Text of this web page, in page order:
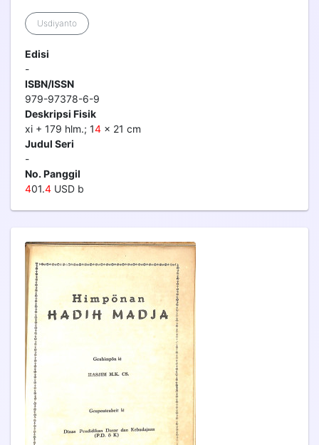
Usdiyanto
Edisi
-
ISBN/ISSN
979-97378-6-9
Deskripsi Fisik
xi + 179 hlm.; 14 x 21 cm
Judul Seri
-
No. Panggil
401.4 USD b